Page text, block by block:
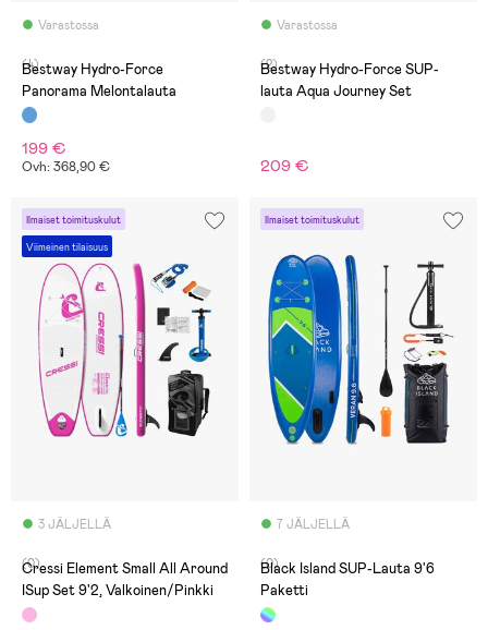
Varastossa
(4)
Bestway Hydro-Force
Panorama Melontalauta
199 €
Ovh: 368,90 €
Varastossa
(2)
Bestway Hydro-Force SUP-
lauta Aqua Journey Set
209 €
Ilmaiset toimituskulut
Viimeinen tilaisuus
3 JÄLJELLÄ
(0)
Cressi Element Small All Around
ISup Set 9'2, Valkoinen/Pinkki
Ilmaiset toimituskulut
7 JÄLJELLÄ
(0)
Black Island SUP-Lauta 9'6
Paketti